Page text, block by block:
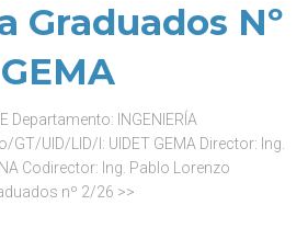
Graduados Nº
Departamento: INGENIERÍA
GT/UID/LID/I: UIDET GEMA Director: Ing.
Codirector: Ing. Pablo Lorenzo
nº 2/26 >>